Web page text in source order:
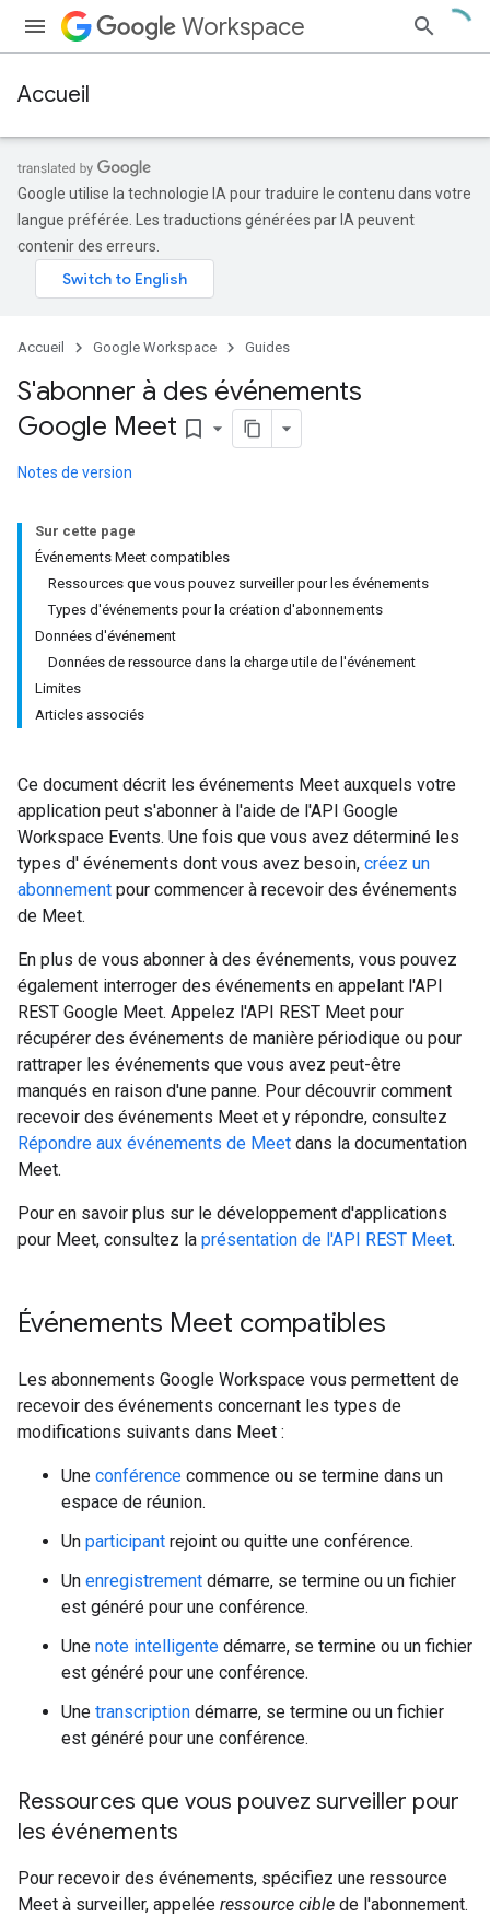
Workspace
Accueil
Google utilise la technologie IA pour traduire le contenu dans votre
langue préférée. Les traductions générées par IA peuvent
contenir des erreurs.
Accueil Google Workspace Guides
S'abonner à des événements
Google Meet bookmark_border
Notes de version
Sur cette page
Événements Meet compatibles
Ressources que vous pouvez surveiller pour les événements
Types d'événements pour la création d'abonnements
Données d'événement
Données de ressource dans la charge utile de l'événement
Limites
Articles associés
Ce document décrit les événements Meet auxquels votre
application peut s'abonner à l'aide de l'API Google
Workspace Events. Une fois que vous avez déterminé les
types d' événements dont vous avez besoin, créez un
abonnement pour commencer à recevoir des événements
de Meet.
En plus de vous abonner à des événements, vous pouvez
également interroger des événements en appelant l'API
REST Google Meet. Appelez l'API REST Meet pour
récupérer des événements de manière périodique ou pour
rattraper les événements que vous avez peut-être
manqués en raison d'une panne. Pour découvrir comment
recevoir des événements Meet et y répondre, consultez
Répondre aux événements de Meet dans la documentation
Meet.
Pour en savoir plus sur le développement d'applications
pour Meet, consultez la présentation de l'API REST Meet.
Événements Meet compatibles
Les abonnements Google Workspace vous permettent de
recevoir des événements concernant les types de
modifications suivants dans Meet :
Une conférence commence ou se termine dans un
espace de réunion.
Un participant rejoint ou quitte une conférence.
Un enregistrement démarre, se termine ou un fichier
est généré pour une conférence.
Une note intelligente démarre, se termine ou un fichier
est généré pour une conférence.
Une transcription démarre, se termine ou un fichier
est généré pour une conférence.
Ressources que vous pouvez surveiller pour
les événements
Pour recevoir des événements, spécifiez une ressource
Meet à surveiller, appelée ressource cible de l'abonnement.